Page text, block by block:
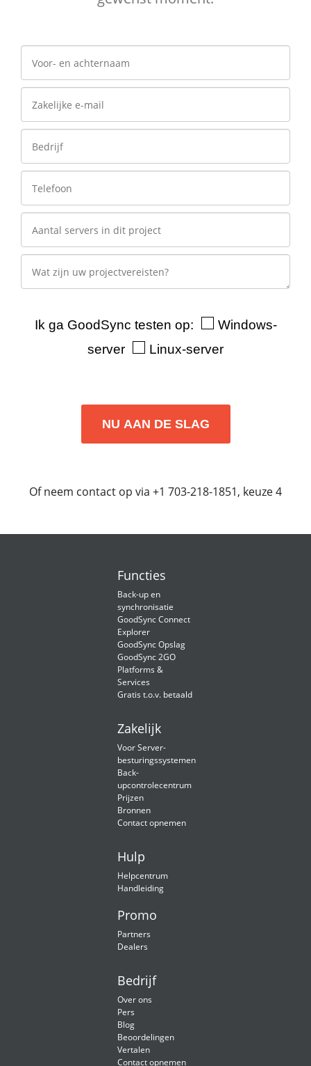
Ik ga GoodSync testen op:
Windows-
server
Linux-server
Of neem contact op via +1 703-218-1851, keuze 4
Functies
Back-up en
synchronisatie
GoodSync Connect
Explorer
GoodSync Opslag
GoodSync 2GO
Platforms &
Services
Gratis t.o.v. betaald
Zakelijk
Voor Server-
besturingssystemen
Back-
upcontrolecentrum
Prijzen
Bronnen
Contact opnemen
Hulp
Helpcentrum
Handleiding
Promo
Partners
Dealers
Bedrijf
Over ons
Pers
Blog
Beoordelingen
Vertalen
Contact opnemen